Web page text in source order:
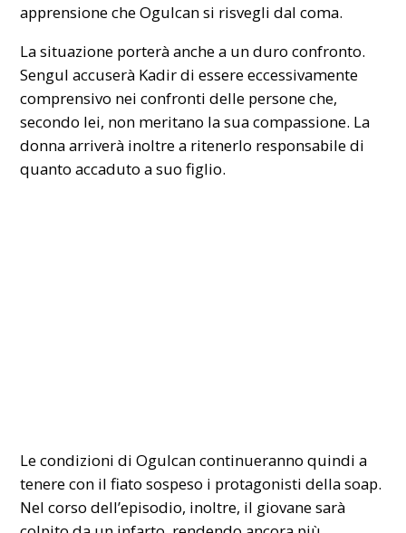
apprensione che Ogulcan si risvegli dal coma.
La situazione porterà anche a un duro confronto.
Sengul accuserà Kadir di essere eccessivamente
comprensivo nei confronti delle persone che,
secondo lei, non meritano la sua compassione. La
donna arriverà inoltre a ritenerlo responsabile di
quanto accaduto a suo figlio.
Le condizioni di Ogulcan continueranno quindi a
tenere con il fiato sospeso i protagonisti della soap.
Nel corso dell’episodio, inoltre, il giovane sarà